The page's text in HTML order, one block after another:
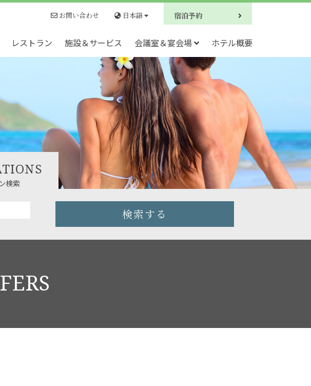
お問い合わせ 日本語 宿泊予約
レストラン 施設＆サービス 会議室＆宴会場 ホテル概要
検索
検索する